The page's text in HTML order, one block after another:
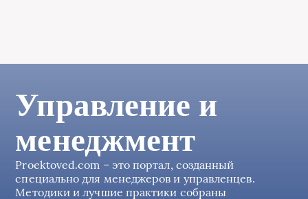
Управление и
менеджмент
Proektoved.com – это портал, созданный
специально для менеджеров и управленцев.
Методики и лучшие практики собраны